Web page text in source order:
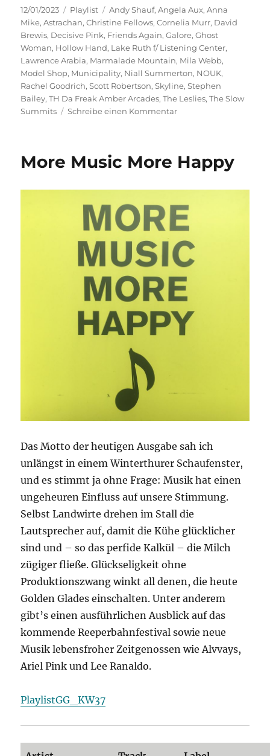
Veröffentlicht
am
12/01/2023 Kategorien
Playlist Schlagwörter
Andy Shauf,Angela Aux,Anna
Mike,Astrachan,Christine Fellows,Cornelia Murr, David
Brewis, Decisive Pink, Friends Again,Galore,Ghost
Woman, Hollow Hand, Lake Ruth f/ Listening Center,
Lawrence Arabia, Marmalade Mountain, Mila Webb,
Model Shop, Municipality, Niall Summerton, NOUK,
Rachel Goodrich,Scott Robertson,Skyline,Stephen
Bailey,TH Da Freak Amber Arcades,The Leslies,The Slow
Summits
Schreibe einen Kommentarzu
More Music More Happy
Das Motto der heutigen Ausgabe sah ich
unlängst in einem Winterthurer Schaufenster,
und es stimmt ja ohne Frage: Musik hat einen
ungeheuren Einfluss auf unsere Stimmung.
Selbst Landwirte drehen im Stall die
Lautsprecher auf, damit die Kühe glücklicher
sind und – so das perfide Kalkül – die Milch
zügiger fließe. Glückseligkeit ohne
Produktionszwang winkt all denen, die heute
Golden Glades einschalten. Unter anderem
gibt’s einen ausführlichen Ausblick auf das
kommende Reeperbahnfestival sowie neue
Musik lebensfroher Zeitgenossen wie Alvvays,
Ariel Pink und Lee Ranaldo.
PlaylistGG_KW37